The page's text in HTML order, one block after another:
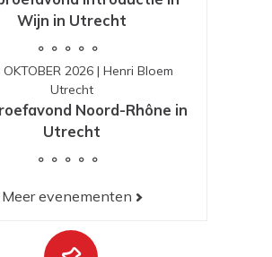
Wijn in Utrecht
2026 | Henri Bloem
Utrecht
Noord-Rhône in
Utrecht
Meer evenementen